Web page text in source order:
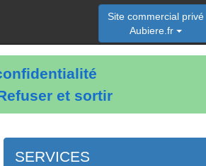
et sortir
Site commercial privé
Aubiere.fr
SERVICES